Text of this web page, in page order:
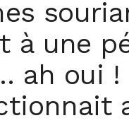
à une
ah oui !